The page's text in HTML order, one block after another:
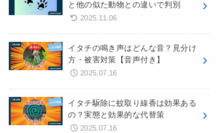
と他の似た動物との違いで判別
2025.11.06
イタチの鳴き声はどんな音？見分け
方・被害対策【音声付き】
2025.07.16
イタチ駆除に蚊取り線香は効果ある
の？実態と効果的な代替策
2025.07.16